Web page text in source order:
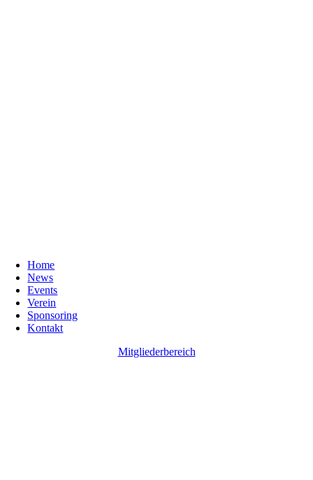
Home
News
Events
Verein
Sponsoring
Kontakt
Mitgliederbereich